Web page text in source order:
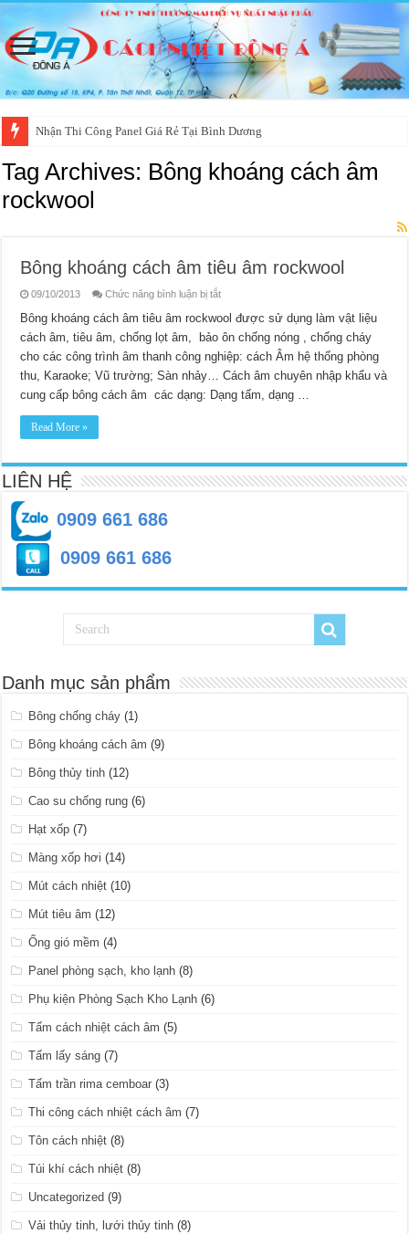
Nhận Thi Công Panel Giá Rẻ Tại Bình Dương
Tag Archives: Bông khoáng cách âm
rockwool
Bông khoáng cách âm tiêu âm rockwool
09/10/2013 Chức năng bình luận bị tắtở
khoáng
cách
âm
âm
rockwool
Bông khoáng cách âm tiêu âm rockwool được sử dụng làm vật liệu
cách âm, tiêu âm, chống lọt âm, bảo ôn chống nóng , chống cháy
cho các công trình âm thanh công nghiệp: cách Âm hệ thống phòng
thu, Karaoke; Vũ trường; Sàn nhảy… Cách âm chuyên nhập khẩu và
cung cấp bông cách âm các dạng: Dạng tấm, dạng …
Read More »
LIÊN HỆ
0909 661 686
0909 661 686
Danh mục sản phẩm
Bông chống cháy (1)
Bông khoáng cách âm (9)
Bông thủy tinh (12)
Cao su chống rung (6)
Hạt xốp (7)
Màng xốp hơi (14)
Mút cách nhiệt (10)
Mút tiêu âm (12)
Ống gió mềm (4)
Panel phòng sạch, kho lạnh (8)
Phụ kiện Phòng Sạch Kho Lạnh (6)
Tấm cách nhiệt cách âm (5)
Tấm lấy sáng (7)
Tấm trần rima cemboar (3)
Thi công cách nhiệt cách âm (7)
Tôn cách nhiệt (8)
Túi khí cách nhiệt (8)
Uncategorized (9)
Vải thủy tinh, lưới thủy tinh (8)